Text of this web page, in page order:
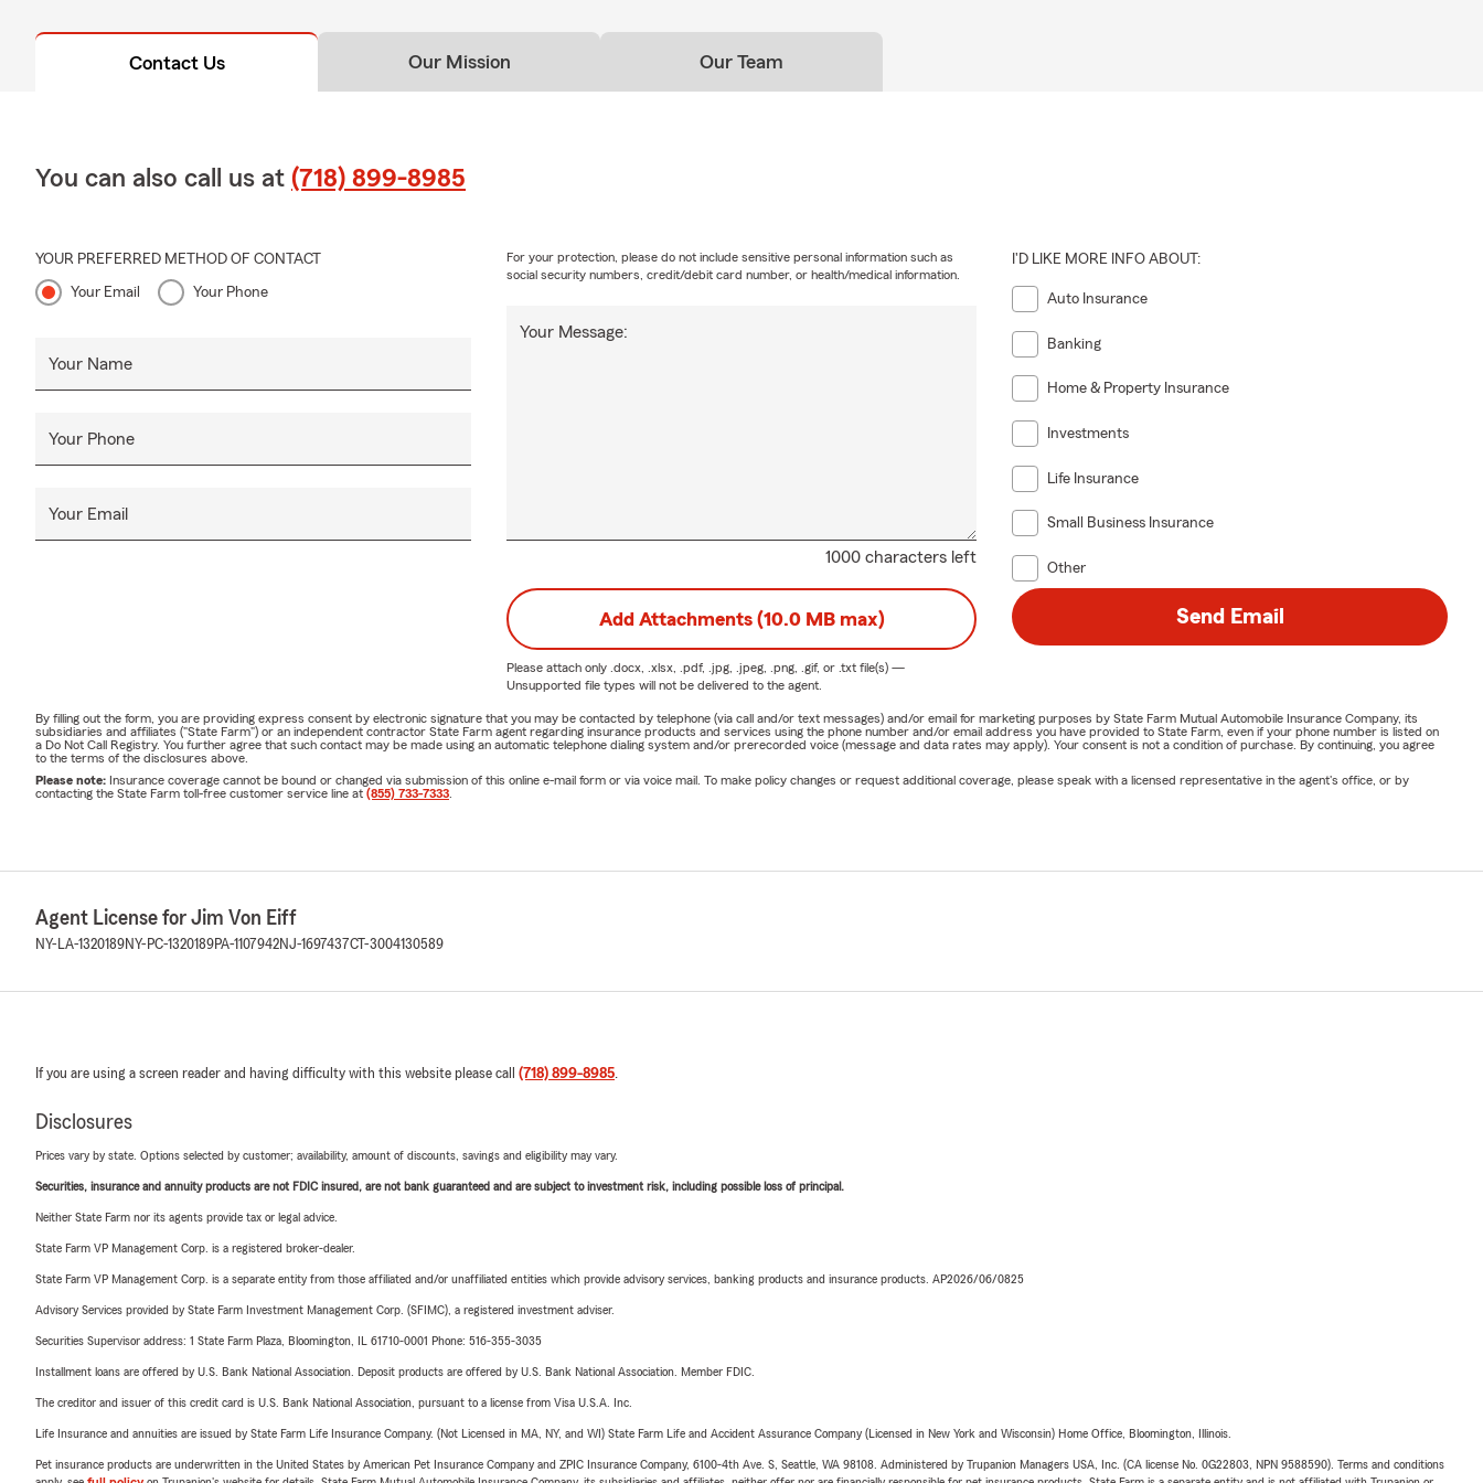
Insurance, Home Insurance, Life Insurance Helping Queens business's with
Business Insurance Offering Renter's Insurance and Condo Insurance Business
Manhattan, Brooklyn
Contact Us Our Mission Our Team
You can also call us at (718) 899-8985
YOUR PREFERRED METHOD OF CONTACT
Your Email Your Phone
Your Name
Your Phone
Your Email
1000 characters left
Your Message:
For your protection, please do not include sensitive personal information such as
social security numbers, credit/debit card number, or health/medical information.
I'D LIKE MORE INFO ABOUT:
Auto Insurance
Banking
Home & Property Insurance
Investments
Life Insurance
Small Business Insurance
Other
Add Attachments (10.0 MB max)
Please attach only .docx, .xlsx, .pdf, .jpg, .jpeg, .png, .gif, or .txtfile(s) —
Unsupported file types will not be delivered to the agent.
Send Email
By filling out the form, you are providing express consent by electronic signature that you may be contacted by telephone (via call and/or text messages) and/or email for marketing purposes by State Farm Mutual Automobile Insurance Company, its
subsidiaries and affiliates ("State Farm") or an independent contractor State Farm agent regarding insurance products and services using the phone number and/or email address you have provided to State Farm, even if your phone number is listed on
a Do Not Call Registry. You further agree that such contact may be made using an automatic telephone dialing system and/or prerecorded voice (message and data rates may apply). Your consent is not a condition of purchase. By continuing, you agree
to the terms of the disclosures above.
Please note: Insurance coverage cannot be bound or changed via submission of this online e-mail form or via voice mail. To make policy changes or request additional coverage, please speak with a licensed representative in the agent's office, or by
contacting the State Farm toll-free customer service line at (855) 733-7333
Agent License for Jim Von Eiff
NY-LA-1320189NY-PC-1320189PA-1107942NJ-1697437CT-3004130589
If you are using a screen reader and having difficulty with this website please call (718) 899-8985.
Disclosures
Prices vary by state. Options selected by customer; availability, amount of discounts, savings and eligibility may vary.
Securities, insurance and annuity products are not FDIC insured, are not bank guaranteed and are subject to investment risk, including possible loss of principal.
Neither State Farm nor its agents provide tax or legal advice.
State Farm VP Management Corp. is a registered broker-dealer.
State Farm VP Management Corp. is a separate entity from those affiliated and/or unaffiliated entities which provide advisory services, banking products and insurance products. AP2026/06/0825
Advisory Services provided by State Farm Investment Management Corp. (SFIMC), a registered investment adviser.
Securities Supervisor address: 1 State Farm Plaza, Bloomington, IL 61710-0001 Phone: 516-355-3035
Installment loans are offered by U.S. Bank National Association. Deposit products are offered by U.S. Bank National Association. Member FDIC.
The creditor and issuer of this credit card is U.S. Bank National Association, pursuant to a license from Visa U.S.A. Inc.
Life Insurance and annuities are issued by State Farm Life Insurance Company. (Not Licensed in MA, NY, and WI) State Farm Life and Accident Assurance Company (Licensed in New York and Wisconsin) Home Office, Bloomington, Illinois.
Pet insurance products are underwritten in the United States by American Pet Insurance Company and ZPIC Insurance Company, 6100-4th Ave. S, Seattle, WA 98108. Administered by Trupanion Managers USA, Inc. (CA license No. 0G22803, NPN 9588590). Terms and conditions